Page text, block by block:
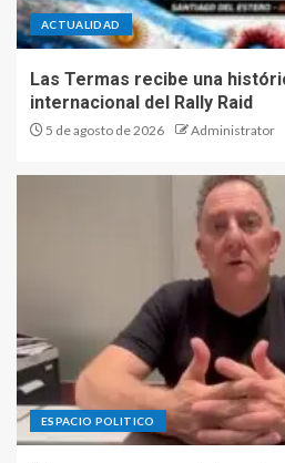
ACTUALIDAD
Las Termas recibe una
internacional del Rally Raid
5 de agosto de 2026 Administrator
ESPACIO POLITICO